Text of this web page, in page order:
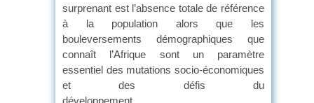
surprenant est l’absence totale de référence
à la population alors que les
bouleversements démographiques que
connaît l’Afrique sont un paramètre
essentiel des mutations socio-économiques
et des défis du
développement.